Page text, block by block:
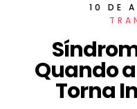
10 DE
Quando
Torna